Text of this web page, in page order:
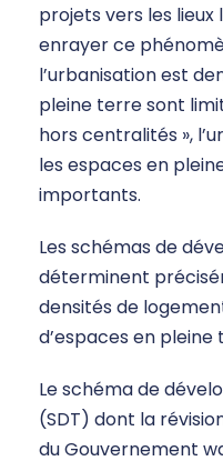
projets vers les lieux
enrayer ce
l’urbanisation est
pleine terre sont
hors centralités »,
les espaces en
importants.
Les schémas de
déterminent
densités de
d’espaces en
Le schéma de
(SDT) dont la
du Gouvernement